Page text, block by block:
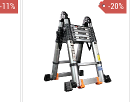
-11% -20%